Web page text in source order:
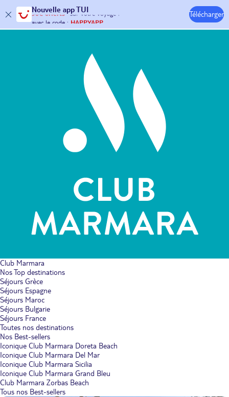
Nouvelle app TUI
30€ offerts* sur votre voyage !
avec le code :HAPPYAPP
Télécharger
Hôtels & Clubs
Club Marmara
Nos Top destinations
Séjours Grèce
Séjours Espagne
Séjours Maroc
Séjours Bulgarie
Séjours France
Toutes nos destinations
Nos Best-sellers
Iconique Club Marmara Doreta Beach
Iconique Club Marmara Del Mar
Iconique Club Marmara Sicilia
Iconique Club Marmara Grand Bleu
Club Marmara Zorbas Beach
Tous nos Best-sellers